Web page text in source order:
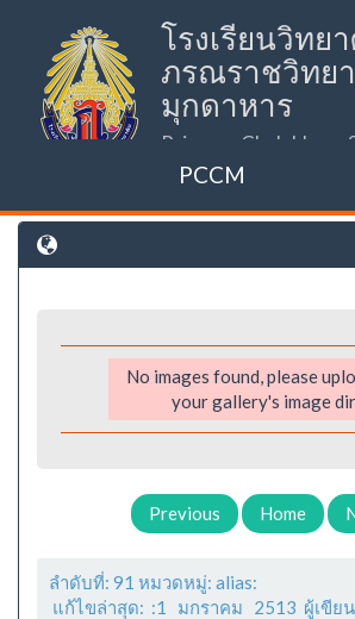
โรงเรียนวิทย
ภรณราชวิทย
มุกดาหาร
Princess Chulabhorn
School Mukdahan
PCCM
No images found, please
your gallery's image
Previous Home
ลำดับที่: 91 หมวดหมู่: alias:
แก้ไขล่าสุด: :1 มกราคม 2513 ผู้เขียน